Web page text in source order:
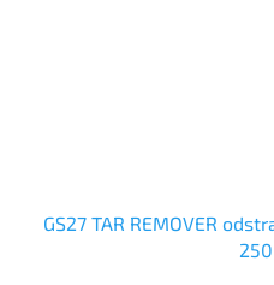
GS27 TAR REMOVER